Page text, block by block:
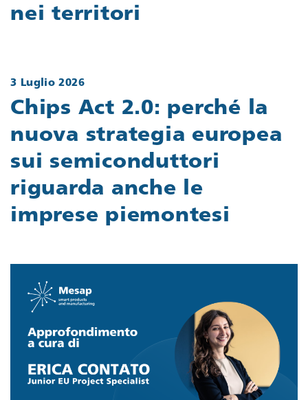
nei territori
3 Luglio 2026
Chips Act 2.0: perché la
nuova strategia europea
sui semiconduttori
riguarda anche le
imprese piemontesi